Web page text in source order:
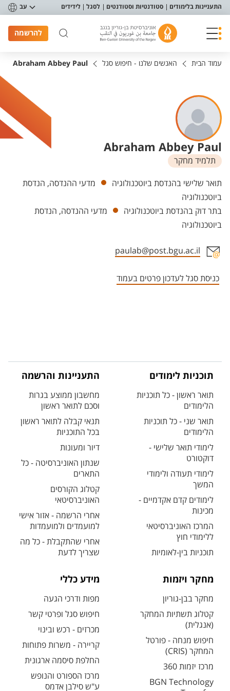
תפריט נגישות
התעניינות בלימודים סטודנטיות וסטודנטים לסגל לידידים עב
להרשמה
עמוד הבית האנשים שלנו - חיפוש סגל Abraham Abbey Paul
Abraham Abbey Paul
תלמיד מחקר
יחידות
תואר שלישי בהנדסת ביוטכנולוגיה
מדעי ההנדסה, הנדסת
ביוטכנולוגיה
בתר דוק בהנדסת ביוטכנולוגיה
מדעי ההנדסה, הנדסת
ביוטכנולוגיה
paulab@post.bgu.ac.il
כניסת סגל לעדכון פרטים בעמוד
תוכניות לימודים
תואר ראשון - כל תוכניות
הלימודים
תואר שני - כל תוכניות
הלימודים
לימודי תואר שלישי -
דוקטורט
לימודי תעודה ולימודי
המשך
לימודים קדם אקדמיים -
מכינות
המרכז האוניברסיטאי
ללימודי חוץ
תוכניות בין-לאומיות
התעניינות והרשמה
מחשבון ממוצע בגרות
וסכם לתואר ראשון
תנאי קבלה לתואר ראשון
בכל התוכניות
דיור ומעונות
שנתון האוניברסיטה - כל
התארים
קטלוג הקורסים
האוניברסיטאי
אחרי הרשמה - אזור אישי
למועמדים ולמועמדות
אחרי שהתקבלת - כל מה
שצריך לדעת
מחקר ויזמות
מחקר בבן-גוריון
קטלוג תשתיות המחקר
(אנגלית)
חיפוש מנחה - פורטל
המחקר (CRIS)
מרכז יזמות 360
BGN Technology
מידע כללי
מפות ודרכי הגעה
חיפוש סגל ופרטי קשר
מכרזים - רכש ובינוי
קריירה - משרות פתוחות
החלפת סיסמה ארגונית
מרכז הספורט והנופש
ע"ש סילבן אדמס